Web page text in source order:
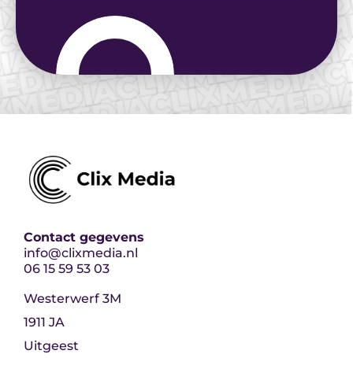
Contact gegevens
info@clixmedia.nl
06 15 59 53 03
Westerwerf 3M
1911 JA
Uitgeest